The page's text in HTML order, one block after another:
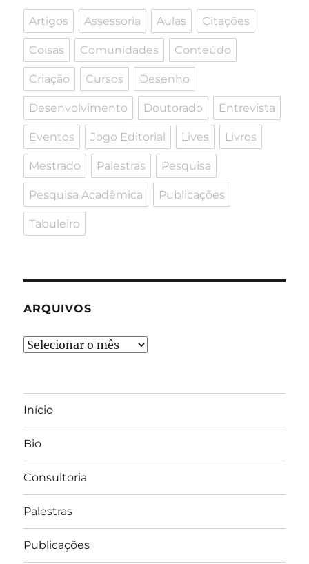
Artigos Assessoria Aulas Citações
Coisas Comunidades Conteúdo
Criação Cursos Desenho
Desenvolvimento Doutorado Entrevista
Eventos Jogo Editorial Lives Livros
Mestrado Palestras Pesquisa
Pesquisa Acadêmica Publicações
Tabuleiro
ARQUIVOS
Arquivos
Início
Bio
Consultoria
Palestras
Publicações